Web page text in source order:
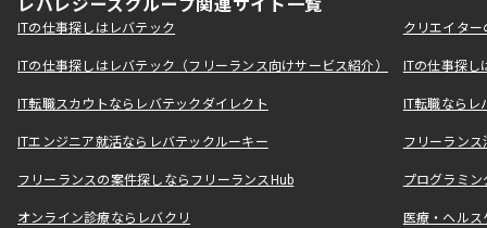
レバレジーズグループ関連サイト一覧
ITの仕事探しはレバテック クリエイタ
ITの仕事探しはレバテック（フリーランス向けサービス紹介） ITの仕事探
IT転職スカウトならレバテックダイレクト IT転職なら
ITエンジニア就活ならレバテックルーキー フリーラン
フリーランスの案件探しならフリーランスHub プログラミ
オンライン診療ならレバクリ 医療・ヘル